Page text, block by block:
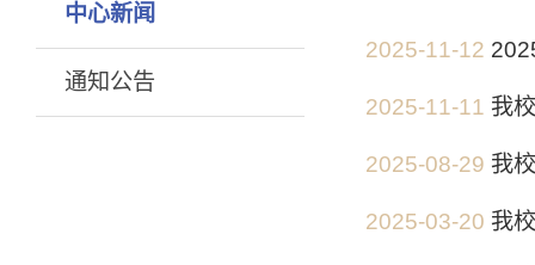
中心新闻
通知公告
2025-11-12
2025-11-11 我
2025-08-29 我
2025-03-20 我